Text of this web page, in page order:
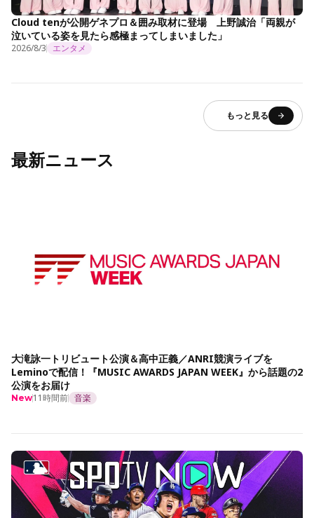
Cloud tenが公開ゲネプロ＆囲み取材に登場 上野誠治「両親が
泣いている姿を見たら感極まってしまいました」
2026/8/3 エンタメ
もっと見る
最新ニュース
大滝詠一トリビュート公演＆高中正義／ANRI競演ライブを
Leminoで配信！『MUSIC AWARDS JAPAN WEEK』から話題の2
公演をお届け
New11時間前 音楽